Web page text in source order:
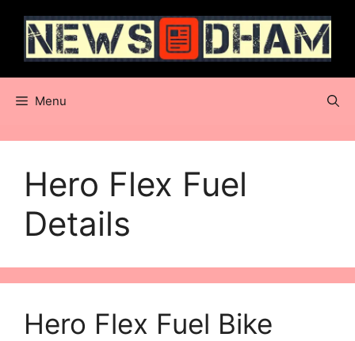
content
Menu
Hero Flex Fuel
Details
Hero Flex Fuel Bike